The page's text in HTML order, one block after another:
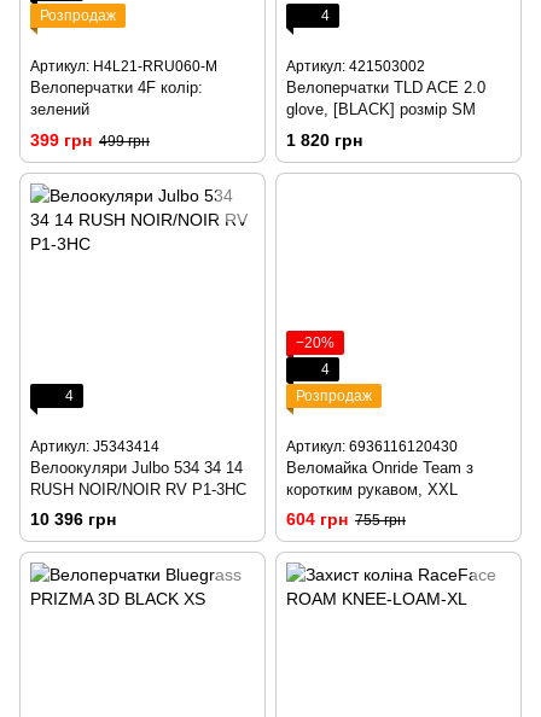
Розпродаж
Артикул: H4L21-RRU060-M
Велоперчатки 4F колір:
зелений
399 грн 499 грн
4
Артикул: 421503002
Велоперчатки TLD ACE 2.0
glove, [BLACK] розмір SM
1 820 грн
4
Артикул: J5343414
Велоокуляри Julbo 534 34 14
RUSH NOIR/NOIR RV P1-3HC
10 396 грн
−20%
4
Розпродаж
Артикул: 6936116120430
Веломайка Onride Team з
коротким рукавом, XXL
604 грн 755 грн